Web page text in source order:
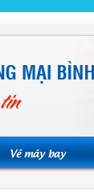
Vé máy bay